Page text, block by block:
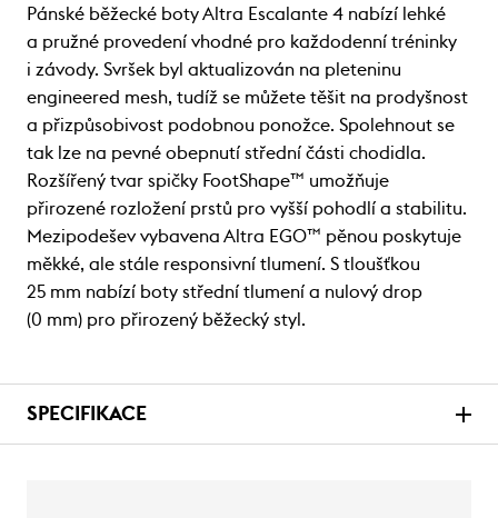
Pánské běžecké boty Altra Escalante 4 nabízí lehké
a pružné provedení vhodné pro každodenní tréninky
i závody. Svršek byl aktualizován na pleteninu
engineered mesh, tudíž se můžete těšit na prodyšnost
a přizpůsobivost podobnou ponožce. Spolehnout se
tak lze na pevné obepnutí střední části chodidla.
Rozšířený tvar spičky FootShape™ umožňuje
přirozené rozložení prstů pro vyšší pohodlí a stabilitu.
Mezipodešev vybavena Altra EGO™ pěnou poskytuje
měkké, ale stále responsivní tlumení. S tloušťkou
25 mm nabízí boty střední tlumení a nulový drop
(0 mm) pro přirozený běžecký styl.
SPECIFIKACE